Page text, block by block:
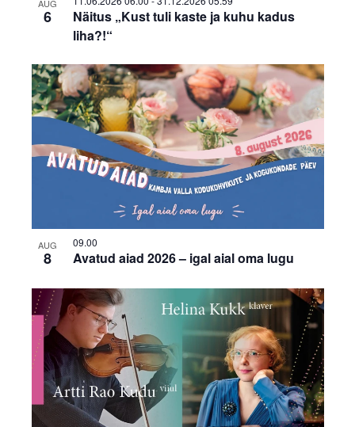
AUG
6
Näitus „Kust tuli kaste ja kuhu kadus
liha?!“
AUG
8 Avatud aiad 2026 – igal aial oma lugu
09.00